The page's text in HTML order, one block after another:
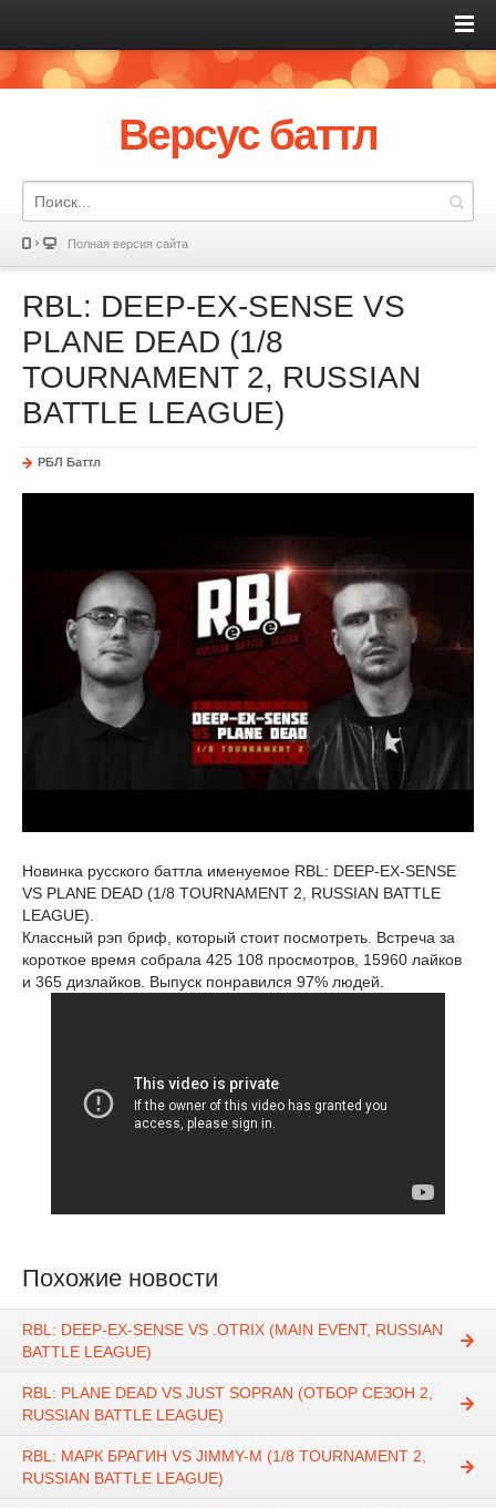
Версус баттл
Полная версия сайта
RBL: DEEP-EX-SENSE VS
PLANE DEAD (1/8
TOURNAMENT 2, RUSSIAN
BATTLE LEAGUE)
РБЛ Баттл
Новинка русского баттла именуемое RBL: DEEP-EX-SENSE
VS PLANE DEAD (1/8 TOURNAMENT 2, RUSSIAN BATTLE
LEAGUE).
Классный рэп бриф, который стоит посмотреть. Встреча за
короткое время собрала 425 108 просмотров, 15960 лайков
и 365 дизлайков. Выпуск понравился 97% людей.
Похожие новости
RBL: DEEP-EX-SENSE VS .OTRIX (MAIN EVENT, RUSSIAN
BATTLE LEAGUE)
RBL: PLANE DEAD VS JUST SOPRAN (ОТБОР СЕЗОН 2,
RUSSIAN BATTLE LEAGUE)
RBL: МАРК БРАГИН VS JIMMY-M (1/8 TOURNAMENT 2,
RUSSIAN BATTLE LEAGUE)